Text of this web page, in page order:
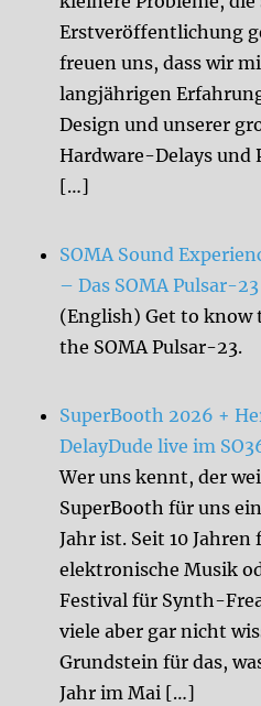
Erstveröffentlichung
freuen uns, dass wir
langjährigen
Design und unserer
Hardware-Delays und
[…]
SOMA Sound
– Das SOMA Pulsar-
(English) Get to know
the SOMA Pulsar-23.
SuperBooth 2026 +
DelayDude live im
Wer uns kennt, der
SuperBooth für uns
Jahr ist. Seit 10
elektronische Musik
Festival für Synth-
viele aber gar nicht
Grundstein für das,
Jahr im Mai […]